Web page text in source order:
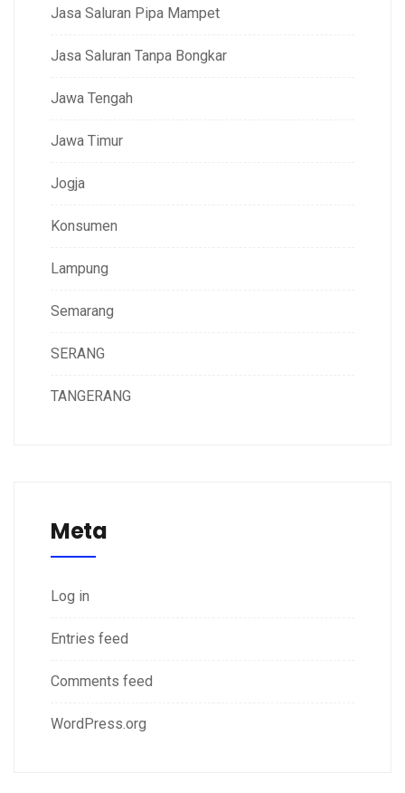
Jasa Saluran Pipa Mampet
Jasa Saluran Tanpa Bongkar
Jawa Tengah
Jawa Timur
Jogja
Konsumen
Lampung
Semarang
SERANG
TANGERANG
Meta
Log in
Entries feed
Comments feed
WordPress.org